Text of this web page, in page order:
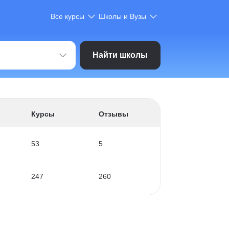
Все курсы Школы и Вузы
Найти школы
Курсы Отзывы
53 5
247 260